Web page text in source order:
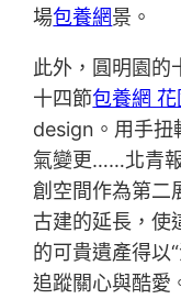
場包養網景。
此外，圓明園的
十四節包養網 花
design。用手扭
氣變更……北青
創空間作為第二
古建的延長，使
的可貴遺產得以
追蹤關心與酷愛